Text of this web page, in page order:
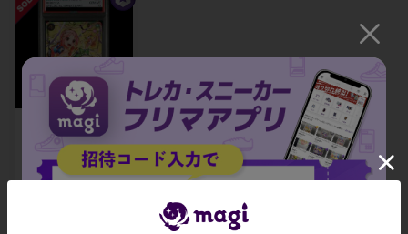
【PSA10】レベッ
カ(パラレル)(PRB
2) SP OP05-091
1枚